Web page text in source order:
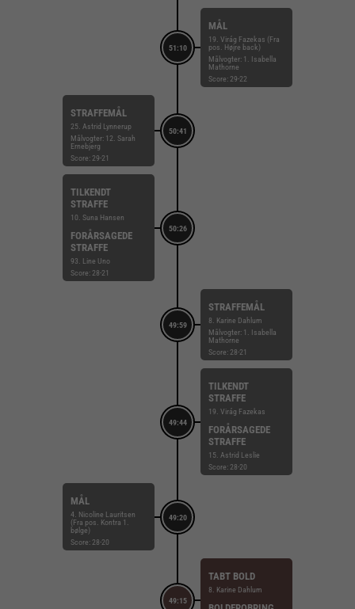
51:10
MÅL
19. Virág Fazekas (Fra
pos. Højre back)
Målvogter: 1. Isabella
Mathorne
Score: 29-22
50:41
STRAFFEMÅL
25. Astrid Lynnerup
Målvogter: 12. Sarah
Ernebjerg
Score: 29-21
50:26
TILKENDT
STRAFFE
10. Suna Hansen
FORÅRSAGEDE
STRAFFE
93. Line Uno
Score: 28-21
49:59
STRAFFEMÅL
8. Karine Dahlum
Målvogter: 1. Isabella
Mathorne
Score: 28-21
49:44
TILKENDT
STRAFFE
19. Virág Fazekas
FORÅRSAGEDE
STRAFFE
15. Astrid Leslie
Score: 28-20
49:20
MÅL
4. Nicoline Lauritsen
(Fra pos. Kontra 1.
bølge)
Score: 28-20
49:15
TABT BOLD
8. Karine Dahlum